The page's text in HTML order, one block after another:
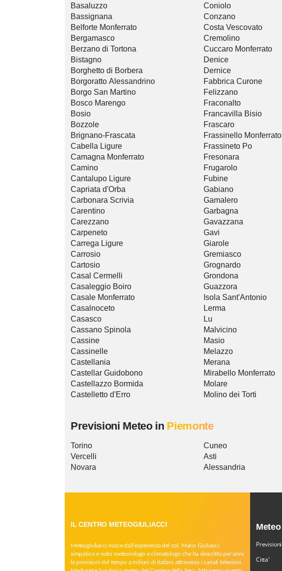
Basaluzzo
Bassignana
Belforte Monferrato
Bergamasco
Berzano di Tortona
Bistagno
Borghetto di Borbera
Borgoratto Alessandrino
Borgo San Martino
Bosco Marengo
Bosio
Bozzole
Brignano-Frascata
Cabella Ligure
Camagna Monferrato
Camino
Cantalupo Ligure
Capriata d'Orba
Carbonara Scrivia
Carentino
Carezzano
Carpeneto
Carrega Ligure
Carrosio
Cartosio
Casal Cermelli
Casaleggio Boiro
Casale Monferrato
Casalnoceto
Casasco
Cassano Spinola
Cassine
Cassinelle
Castellania
Castellar Guidobono
Castellazzo Bormida
Castelletto d'Erro
Coniolo
Conzano
Costa Vescovato
Cremolino
Cuccaro Monferrato
Denice
Dernice
Fabbrica Curone
Felizzano
Fraconalto
Francavilla Bisio
Frascaro
Frassinello Monferrato
Frassineto Po
Fresonara
Frugarolo
Fubine
Gabiano
Gamalero
Garbagna
Gavazzana
Gavi
Giarole
Gremiasco
Grognardo
Grondona
Guazzora
Isola Sant'Antonio
Lerma
Lu
Malvicino
Masio
Melazzo
Merana
Mirabello Monferrato
Molare
Molino dei Torti
Previsioni Meteo in Piemonte
Torino
Vercelli
Novara
Cuneo
Asti
Alessandria
IL CENTRO METEOGIULIACCI
Meteogiuliacci nasce dall’esperienza del col. Mario Giuliacci,
simpatico e noto meteorologo e climatologo che ha descritto per anni
le previsioni del tempo a milioni di italiani attraverso i canali televisivi
Meteo
Previsioni
Citta'